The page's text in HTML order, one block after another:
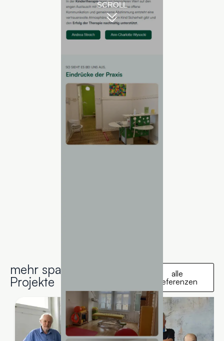
SCROLL
mehr spannende
Projekte
alle
Referenzen